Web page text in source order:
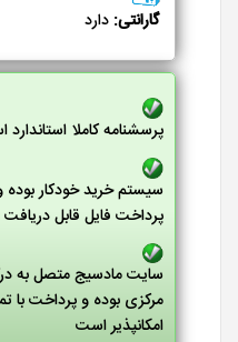
گارانتی: دارد
پرسشنامه کاملا
سیستم خرید خودکار بوده
پرداخت فایل قابل
سایت مادسیج متصل به
مرکزی بوده و پرداخت با
امکانپذیر است